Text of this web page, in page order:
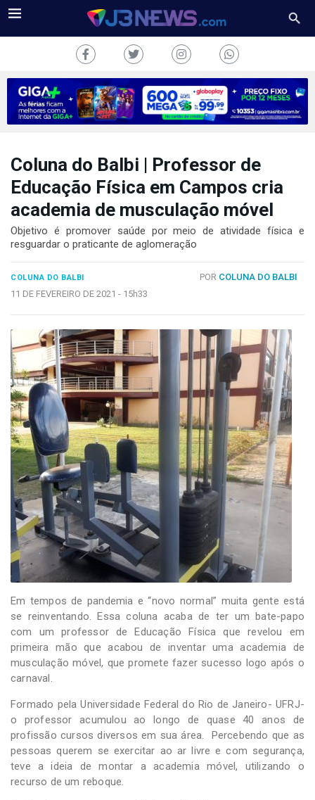
J3NEWS
COLUNAS
Copyright
Desenvolvido
por
Hesea
Tecnologia
Sistemas
Coluna do Balbi | Professor de
Educação Física em Campos cria
academia de musculação móvel
Objetivo é promover saúde por meio de atividade física e
resguardar o praticante de aglomeração
COLUNA DO BALBI POR COLUNA DO BALBI
11 DE FEVEREIRO DE 2021 - 15h33
Em tempos de pandemia e “novo normal” muita gente está
se reinventando. Essa coluna acaba de ter um bate-papo
com um professor de Educação Física que revelou em
primeira mão que acabou de inventar uma academia de
musculação móvel, que promete fazer sucesso logo após o
carnaval.
Formado pela Universidade Federal do Rio de Janeiro- UFRJ-
o professor acumulou ao longo de quase 40 anos de
profissão cursos diversos em sua área. Percebendo que as
pessoas querem se exercitar ao ar livre e com segurança,
teve a ideia de montar a academia móvel, utilizando o
recurso de um reboque.